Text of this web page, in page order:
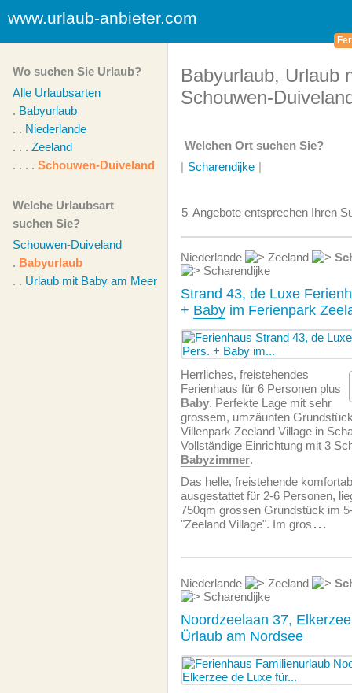
www.urlaub-anbieter.com
Wo suchen Sie Urlaub?
Alle Urlaubsarten
. Babyurlaub
. . Niederlande
. . . Zeeland
. . . . Schouwen-Duiveland
Welche Urlaubsart
suchen Sie?
Schouwen-Duiveland
. Babyurlaub
. . Urlaub mit Baby am Meer
Babyurlaub, Urlaub
Schouwen-
Welchen Ort suchen Sie?
| Scharendijke |
5 Angebote entsprechen Ihren
Niederlande Zeeland
Scharendijke
Strand 43, de Luxe
+ Baby im Ferienpark
Herrliches, freistehendes
Ferienhaus für 6 Personen plus
Baby. Perfekte Lage mit sehr
grossem, umzäunten
Villenpark Zeeland Village in
Vollständige Einrichtung mit 3
Babyzimmer.
Das helle, freistehende
ausgestattet für 2-6 Personen,
750qm grossen Grundstück im
"Zeeland Village". Im gros ...
Niederlande Zeeland
Scharendijke
Noordzeelaan 37,
Ürlaub am Nordsee